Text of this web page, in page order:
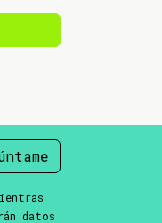
datos